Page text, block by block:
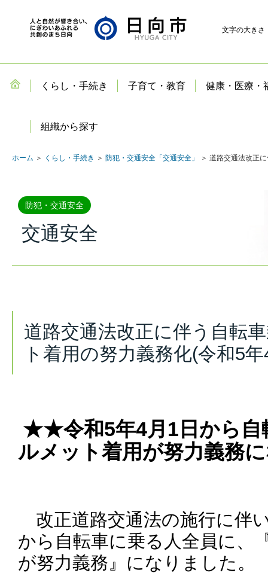
文字の大きさ
くらし・手続き 子育て・教育 健康・医療・
組織から探す
ホーム ＞ くらし・手続き ＞ 防犯・交通安全「交通安全」 ＞ 道路交通法改正
防犯・交通安全
交通安全
道路交通法改正に伴う自転
ト着用の努力義務化(令和5
★★令和5年4月1日から自
ルメット着用が努力義務
改正道路交通法の施行に伴
から自転車に乗る人全員に、
が努力義務』になりました。